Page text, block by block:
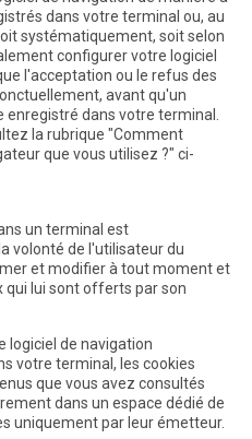
dans votre terminal ou, au
systématiquement, soit selon
configurer votre logiciel
l'acceptation ou le refus des
avant qu'un
enregistré dans votre terminal.
la rubrique "Comment
que vous utilisez ?" ci-
un terminal est
volonté de l'utilisateur du
et modifier à tout moment et
lui sont offerts par son
logiciel de navigation
votre terminal, les cookies
que vous avez consultés
dans un espace dédié de
uniquement par leur émetteur.